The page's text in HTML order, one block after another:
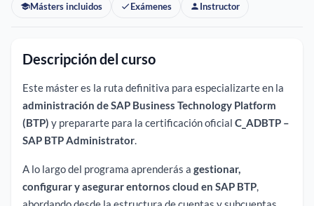
Másters incluidos Exámenes Instructor
Descripción del curso
Este máster es la ruta definitiva para especializarte en la
administración de SAP Business Technology Platform
(BTP) y prepararte para la certificación oficial C_ADBTP –
SAP BTP Administrator.
A lo largo del programa aprenderás a gestionar,
configurar y asegurar entornos cloud en SAP BTP,